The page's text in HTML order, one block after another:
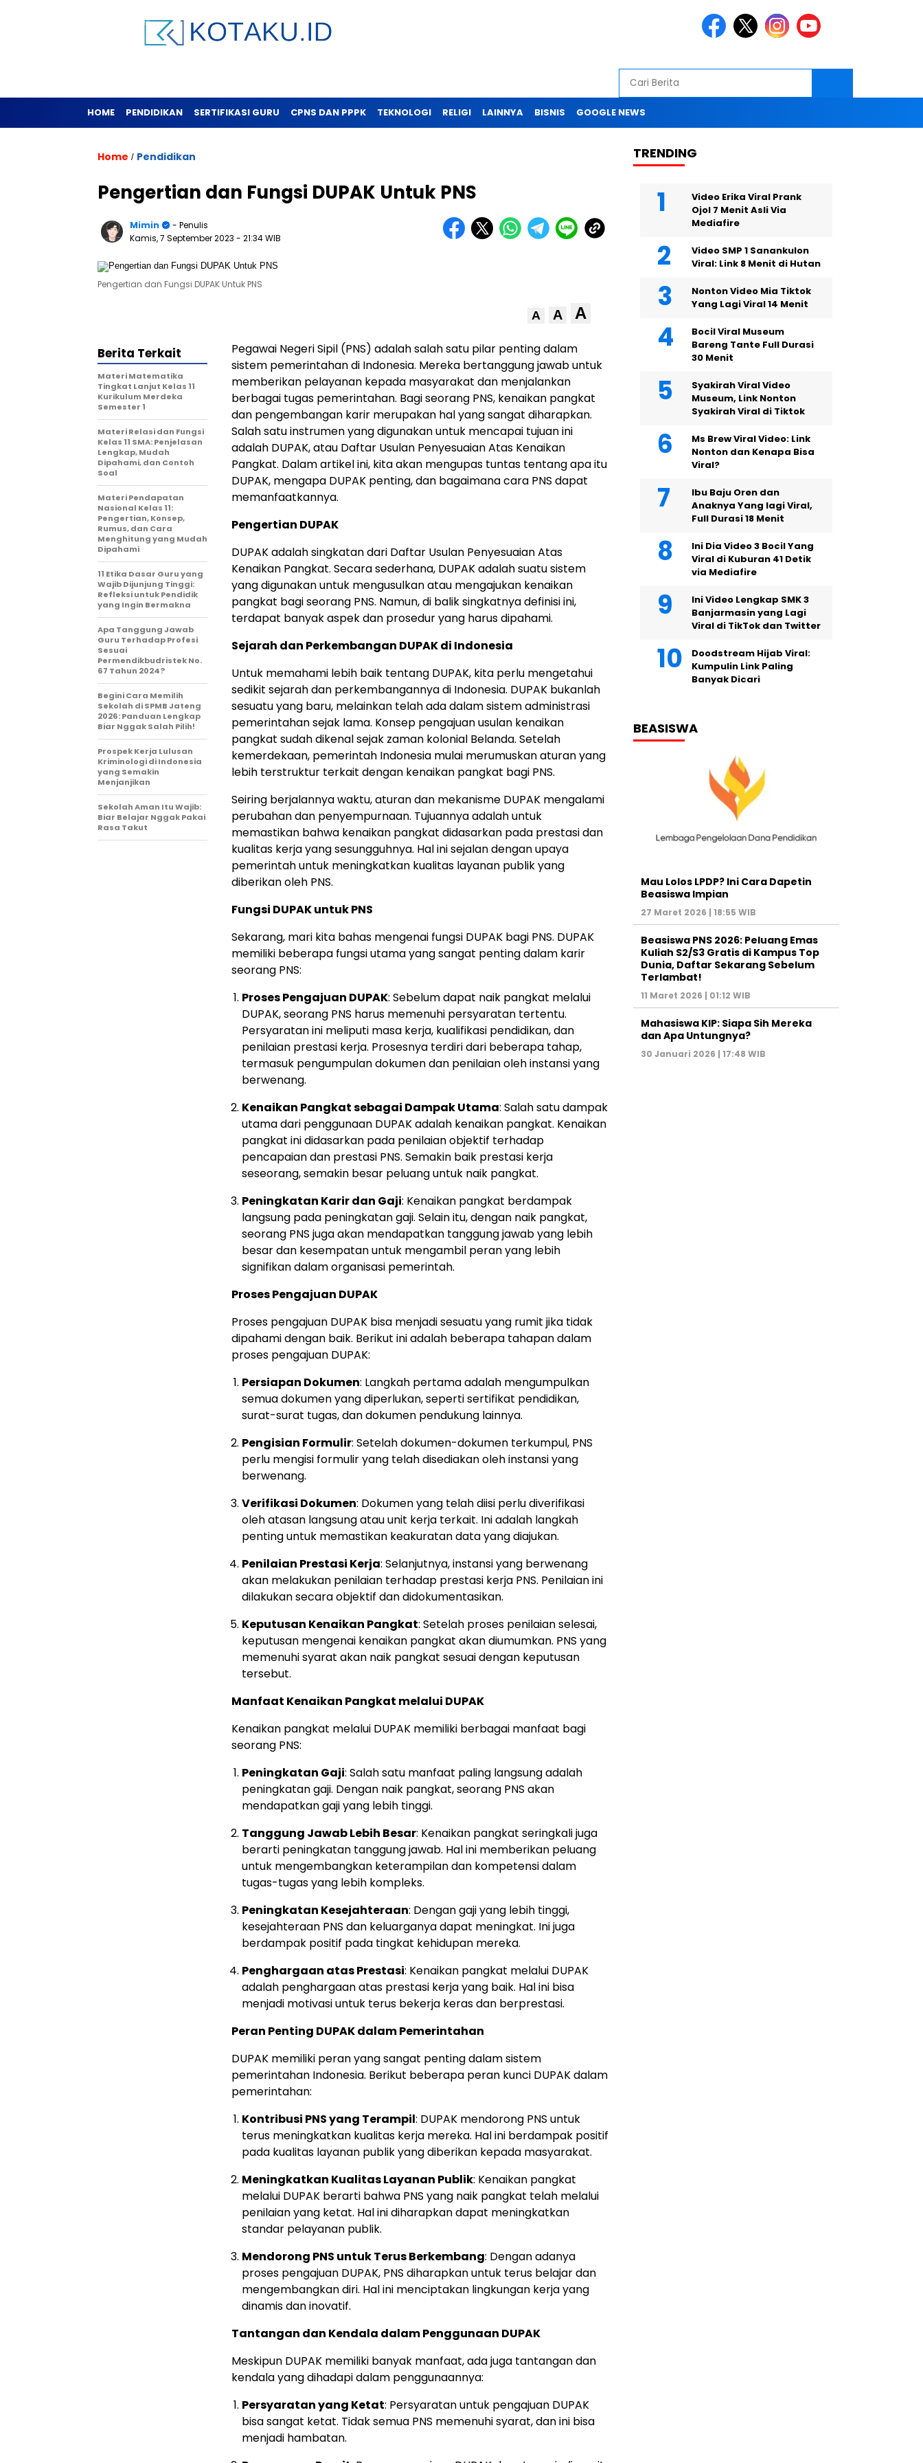
HOME PENDIDIKAN SERTIFIKASI GURU CPNS DAN PPPK TEKNOLOGI RELIGI LAINNYA BISNIS GOOGLE NEWS
Home / Pendidikan
Pengertian dan Fungsi DUPAK Untuk PNS
Mimin
- Penulis
Kamis, 7 September 2023 - 21:34 WIB
Pengertian dan Fungsi DUPAK Untuk PNS
A A A
Pegawai Negeri Sipil (PNS) adalah salah satu pilar penting dalam
sistem pemerintahan di Indonesia. Mereka bertanggung jawab untuk
memberikan pelayanan kepada masyarakat dan menjalankan
berbagai tugas pemerintahan. Bagi seorang PNS, kenaikan pangkat
dan pengembangan karir merupakan hal yang sangat diharapkan.
Salah satu instrumen yang digunakan untuk mencapai tujuan ini
adalah DUPAK, atau Daftar Usulan Penyesuaian Atas Kenaikan
Pangkat. Dalam artikel ini, kita akan mengupas tuntas tentang apa itu
DUPAK, mengapa DUPAK penting, dan bagaimana cara PNS dapat
memanfaatkannya.
Pengertian DUPAK
DUPAK adalah singkatan dari Daftar Usulan Penyesuaian Atas
Kenaikan Pangkat. Secara sederhana, DUPAK adalah suatu sistem
yang digunakan untuk mengusulkan atau mengajukan kenaikan
pangkat bagi seorang PNS. Namun, di balik singkatnya definisi ini,
terdapat banyak aspek dan prosedur yang harus dipahami.
Sejarah dan Perkembangan DUPAK di Indonesia
Untuk memahami lebih baik tentang DUPAK, kita perlu mengetahui
sedikit sejarah dan perkembangannya di Indonesia. DUPAK bukanlah
sesuatu yang baru, melainkan telah ada dalam sistem administrasi
pemerintahan sejak lama. Konsep pengajuan usulan kenaikan
pangkat sudah dikenal sejak zaman kolonial Belanda. Setelah
kemerdekaan, pemerintah Indonesia mulai merumuskan aturan yang
lebih terstruktur terkait dengan kenaikan pangkat bagi PNS.
Seiring berjalannya waktu, aturan dan mekanisme DUPAK mengalami
perubahan dan penyempurnaan. Tujuannya adalah untuk
memastikan bahwa kenaikan pangkat didasarkan pada prestasi dan
kualitas kerja yang sesungguhnya. Hal ini sejalan dengan upaya
pemerintah untuk meningkatkan kualitas layanan publik yang
diberikan oleh PNS.
Fungsi DUPAK untuk PNS
Sekarang, mari kita bahas mengenai fungsi DUPAK bagi PNS. DUPAK
memiliki beberapa fungsi utama yang sangat penting dalam karir
seorang PNS:
Proses Pengajuan DUPAK: Sebelum dapat naik pangkat melalui
DUPAK, seorang PNS harus memenuhi persyaratan tertentu.
Persyaratan ini meliputi masa kerja, kualifikasi pendidikan, dan
penilaian prestasi kerja. Prosesnya terdiri dari beberapa tahap,
termasuk pengumpulan dokumen dan penilaian oleh instansi yang
berwenang.
Kenaikan Pangkat sebagai Dampak Utama: Salah satu dampak
utama dari penggunaan DUPAK adalah kenaikan pangkat. Kenaikan
pangkat ini didasarkan pada penilaian objektif terhadap
pencapaian dan prestasi PNS. Semakin baik prestasi kerja
seseorang, semakin besar peluang untuk naik pangkat.
Peningkatan Karir dan Gaji: Kenaikan pangkat berdampak
langsung pada peningkatan gaji. Selain itu, dengan naik pangkat,
seorang PNS juga akan mendapatkan tanggung jawab yang lebih
besar dan kesempatan untuk mengambil peran yang lebih
signifikan dalam organisasi pemerintah.
Proses Pengajuan DUPAK
Proses pengajuan DUPAK bisa menjadi sesuatu yang rumit jika tidak
dipahami dengan baik. Berikut ini adalah beberapa tahapan dalam
proses pengajuan DUPAK:
Persiapan Dokumen: Langkah pertama adalah mengumpulkan
semua dokumen yang diperlukan, seperti sertifikat pendidikan,
surat-surat tugas, dan dokumen pendukung lainnya.
Pengisian Formulir: Setelah dokumen-dokumen terkumpul, PNS
perlu mengisi formulir yang telah disediakan oleh instansi yang
berwenang.
Verifikasi Dokumen: Dokumen yang telah diisi perlu diverifikasi
oleh atasan langsung atau unit kerja terkait. Ini adalah langkah
penting untuk memastikan keakuratan data yang diajukan.
Penilaian Prestasi Kerja: Selanjutnya, instansi yang berwenang
akan melakukan penilaian terhadap prestasi kerja PNS. Penilaian ini
dilakukan secara objektif dan didokumentasikan.
Keputusan Kenaikan Pangkat: Setelah proses penilaian selesai,
keputusan mengenai kenaikan pangkat akan diumumkan. PNS yang
memenuhi syarat akan naik pangkat sesuai dengan keputusan
tersebut.
Manfaat Kenaikan Pangkat melalui DUPAK
Kenaikan pangkat melalui DUPAK memiliki berbagai manfaat bagi
seorang PNS:
Peningkatan Gaji: Salah satu manfaat paling langsung adalah
peningkatan gaji. Dengan naik pangkat, seorang PNS akan
mendapatkan gaji yang lebih tinggi.
Tanggung Jawab Lebih Besar: Kenaikan pangkat seringkali juga
berarti peningkatan tanggung jawab. Hal ini memberikan peluang
untuk mengembangkan keterampilan dan kompetensi dalam
tugas-tugas yang lebih kompleks.
Peningkatan Kesejahteraan: Dengan gaji yang lebih tinggi,
kesejahteraan PNS dan keluarganya dapat meningkat. Ini juga
berdampak positif pada tingkat kehidupan mereka.
Penghargaan atas Prestasi: Kenaikan pangkat melalui DUPAK
adalah penghargaan atas prestasi kerja yang baik. Hal ini bisa
menjadi motivasi untuk terus bekerja keras dan berprestasi.
Peran Penting DUPAK dalam Pemerintahan
DUPAK memiliki peran yang sangat penting dalam sistem
pemerintahan Indonesia. Berikut beberapa peran kunci DUPAK dalam
pemerintahan:
Kontribusi PNS yang Terampil: DUPAK mendorong PNS untuk
terus meningkatkan kualitas kerja mereka. Hal ini berdampak positif
pada kualitas layanan publik yang diberikan kepada masyarakat.
Meningkatkan Kualitas Layanan Publik: Kenaikan pangkat
melalui DUPAK berarti bahwa PNS yang naik pangkat telah melalui
penilaian yang ketat. Hal ini diharapkan dapat meningkatkan
standar pelayanan publik.
Mendorong PNS untuk Terus Berkembang: Dengan adanya
proses pengajuan DUPAK, PNS diharapkan untuk terus belajar dan
mengembangkan diri. Hal ini menciptakan lingkungan kerja yang
dinamis dan inovatif.
Tantangan dan Kendala dalam Penggunaan DUPAK
Meskipun DUPAK memiliki banyak manfaat, ada juga tantangan dan
kendala yang dihadapi dalam penggunaannya:
Persyaratan yang Ketat: Persyaratan untuk pengajuan DUPAK
bisa sangat ketat. Tidak semua PNS memenuhi syarat, dan ini bisa
menjadi hambatan.
Berita Terkait
Materi Matematika
Tingkat Lanjut Kelas 11
Kurikulum Merdeka
Semester 1
Materi Relasi dan Fungsi
Kelas 11 SMA: Penjelasan
Lengkap, Mudah
Dipahami, dan Contoh
Soal
Materi Pendapatan
Nasional Kelas 11:
Pengertian, Konsep,
Rumus, dan Cara
Menghitung yang Mudah
Dipahami
11 Etika Dasar Guru yang
Wajib Dijunjung Tinggi:
Refleksi untuk Pendidik
yang Ingin Bermakna
Apa Tanggung Jawab
Guru Terhadap Profesi
Sesuai
Permendikbudristek No.
67 Tahun 2024?
Begini Cara Memilih
Sekolah di SPMB Jateng
2026: Panduan Lengkap
Biar Nggak Salah Pilih!
Prospek Kerja Lulusan
Kriminologi di Indonesia
yang Semakin
Menjanjikan
Sekolah Aman Itu Wajib:
Biar Belajar Nggak Pakai
Rasa Takut
TRENDING
Video Erika Viral Prank
Ojol 7 Menit Asli Via
Mediafire
Video SMP 1 Sanankulon
Viral: Link 8 Menit di Hutan
Nonton Video Mia Tiktok
Yang Lagi Viral 14 Menit
Bocil Viral Museum
Bareng Tante Full Durasi
30 Menit
Syakirah Viral Video
Museum, Link Nonton
Syakirah Viral di Tiktok
Ms Brew Viral Video: Link
Nonton dan Kenapa Bisa
Viral?
Ibu Baju Oren dan
Anaknya Yang lagi Viral,
Full Durasi 18 Menit
Ini Dia Video 3 Bocil Yang
Viral di Kuburan 41 Detik
via Mediafire
Ini Video Lengkap SMK 3
Banjarmasin yang Lagi
Viral di TikTok dan Twitter
Doodstream Hijab Viral:
Kumpulin Link Paling
Banyak Dicari
BEASISWA
Mau Lolos LPDP? Ini Cara Dapetin
Beasiswa Impian
27 Maret 2026 | 18:55 WIB
Beasiswa PNS 2026: Peluang Emas
Kuliah S2/S3 Gratis di Kampus Top
Dunia, Daftar Sekarang Sebelum
Terlambat!
11 Maret 2026 | 01:12 WIB
Mahasiswa KIP: Siapa Sih Mereka
dan Apa Untungnya?
30 Januari 2026 | 17:48 WIB